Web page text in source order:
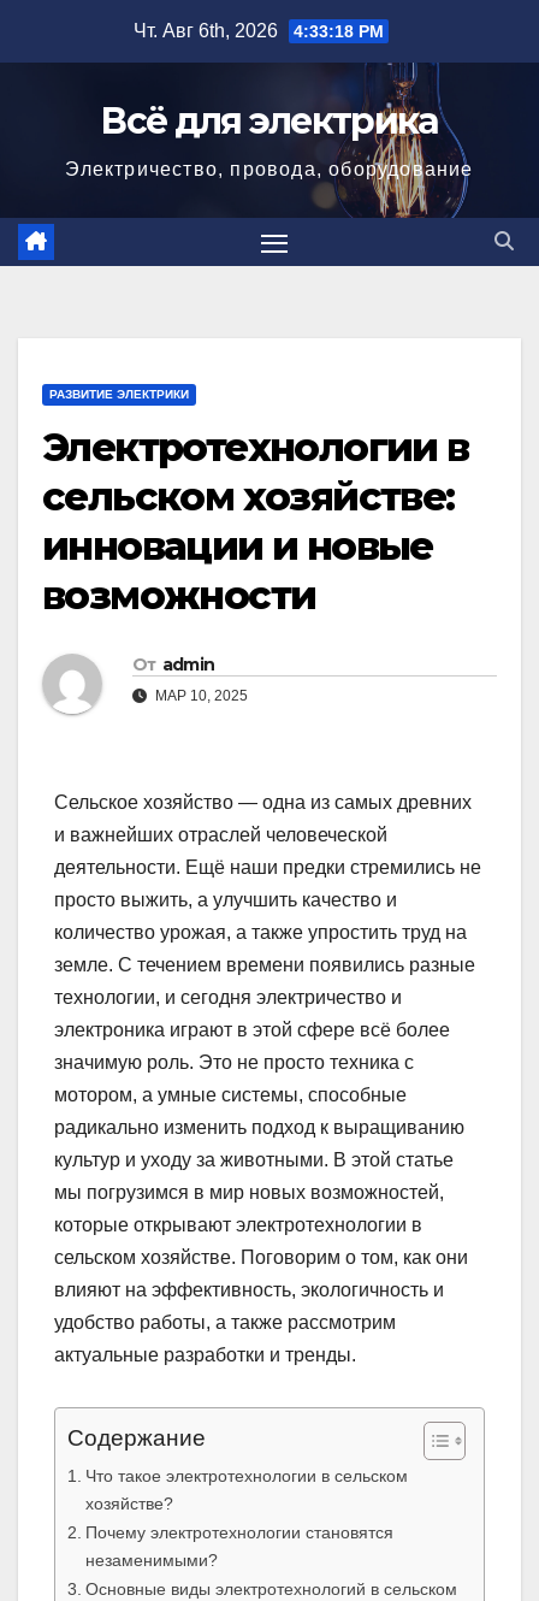
Чт. Авг 6th, 2026 4:33:20 PM
Всё для электрика
Электричество, провода, оборудование
РАЗВИТИЕ ЭЛЕКТРИКИ
Электротехнологии в
сельском хозяйстве:
инновации и новые
возможности
От admin
МАР 10, 2025
Сельское хозяйство — одна из самых древних
и важнейших отраслей человеческой
деятельности. Ещё наши предки стремились не
просто выжить, а улучшить качество и
количество урожая, а также упростить труд на
земле. С течением времени появились разные
технологии, и сегодня электричество и
электроника играют в этой сфере всё более
значимую роль. Это не просто техника с
мотором, а умные системы, способные
радикально изменить подход к выращиванию
культур и уходу за животными. В этой статье
мы погрузимся в мир новых возможностей,
которые открывают электротехнологии в
сельском хозяйстве. Поговорим о том, как они
влияют на эффективность, экологичность и
удобство работы, а также рассмотрим
актуальные разработки и тренды.
Содержание
Что такое электротехнологии в сельском
хозяйстве?
Почему электротехнологии становятся
незаменимыми?
Основные виды электротехнологий в сельском